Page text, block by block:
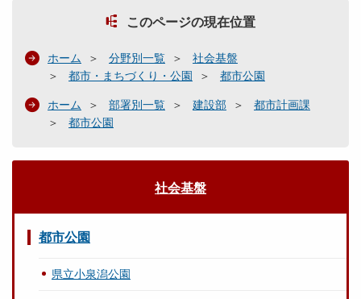
このページの現在位置
ホーム 分野別一覧
社会基盤
都市・まちづくり・公園
都市公園
ホーム 部署別一覧 建設部
都市計画課
都市公園
社会基盤
都市公園
県立小泉潟公園